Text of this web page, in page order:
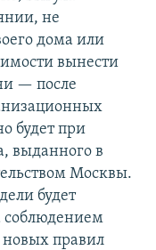
не
дома или
вынести
— после
будет при
выданного в
Москвы.
будет
соблюдением
правил